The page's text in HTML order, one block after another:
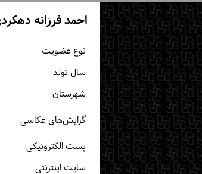
احمد فرزانه
نوع عضویت
سال تولد
شهرستان
گرایش‌های عکاسی
پست الكترونیكی
سایت اینترنتی